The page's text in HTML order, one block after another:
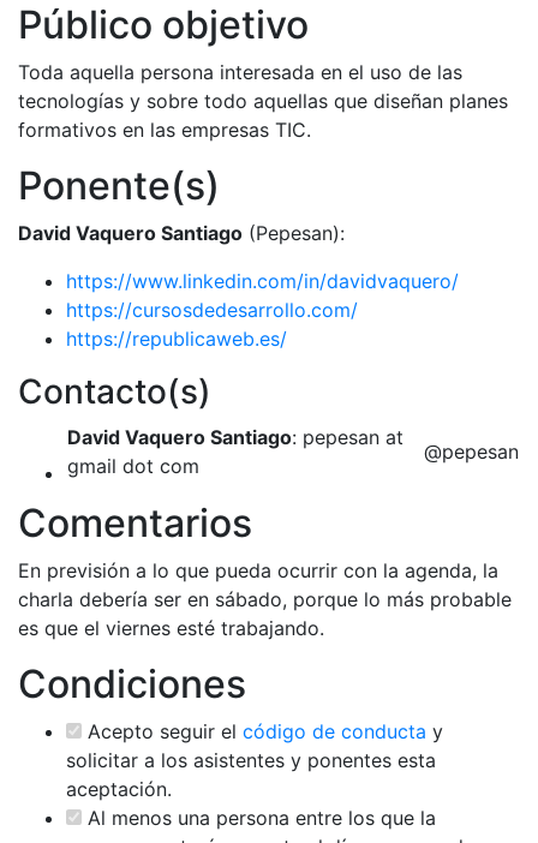
Público objetivo
Toda aquella persona interesada en el uso de las
tecnologías y sobre todo aquellas que diseñan planes
formativos en las empresas TIC.
Ponente(s)
David Vaquero Santiago (Pepesan):
https://www.linkedin.com/in/davidvaquero/
https://cursosdedesarrollo.com/
https://republicaweb.es/
Contacto(s)
David Vaquero Santiago: pepesan at
gmail dot com
@pepesan
Comentarios
En previsión a lo que pueda ocurrir con la agenda, la
charla debería ser en sábado, porque lo más probable
es que el viernes esté trabajando.
Condiciones
Acepto seguir el código de conducta y
solicitar a los asistentes y ponentes esta
aceptación.
Al menos una persona entre los que la